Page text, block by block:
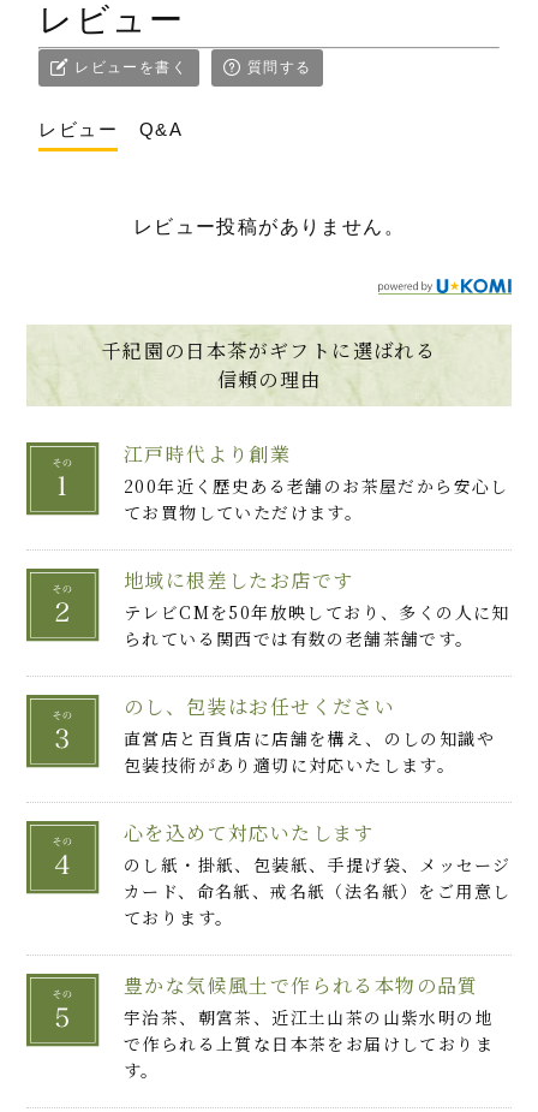
レビュー
レビューを書く 質問する
レビュー Q&A
レビュー投稿がありません。
千紀園の日本茶がギフトに選ばれる
信頼の理由
江戸時代より創業
200年近く歴史ある老舗のお茶屋だから安心し
てお買物していただけます。
地域に根差したお店です
テレビCMを50年放映しており、多くの人に知
られている関西では有数の老舗茶舗です。
のし、包装はお任せください
直営店と百貨店に店舗を構え、のしの知識や
包装技術があり適切に対応いたします。
心を込めて対応いたします
のし紙・掛紙、包装紙、手提げ袋、メッセージ
カード、命名紙、戒名紙（法名紙）をご用意し
ております。
豊かな気候風土で作られる本物の品質
宇治茶、朝宮茶、近江土山茶の山紫水明の地
で作られる上質な日本茶をお届けしておりま
す。